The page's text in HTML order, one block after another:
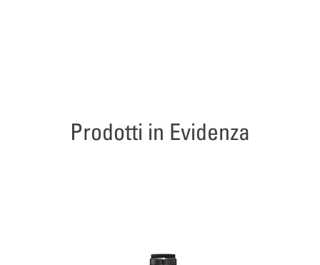
Prodotti in Evidenza